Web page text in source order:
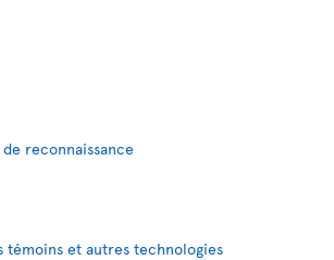
reconnaissance
témoins et autres technologies